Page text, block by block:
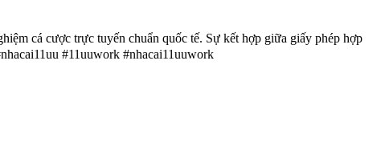
cá cược trực tuyến chuẩn quốc tế. Sự kết hợp giữa giấy phép hợp
#11uuwork #nhacai11uuwork